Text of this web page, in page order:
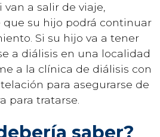
van a salir de viaje,
que su hijo podrá continuar
Si su hijo va a tener
a diálisis en una localidad
a la clínica de diálisis con
para asegurarse de
para tratarse.
saber?